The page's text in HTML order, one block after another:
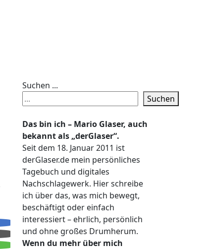
Suchen ...
Suchen
Das bin ich – Mario Glaser, auch
bekannt als „derGlaser“.
Seit dem 18. Januar 2011 ist
derGlaser.de mein persönliches
Tagebuch und digitales
Nachschlagewerk. Hier schreibe
ich über das, was mich bewegt,
beschäftigt oder einfach
interessiert – ehrlich, persönlich
und ohne großes Drumherum.
Wenn du mehr über mich